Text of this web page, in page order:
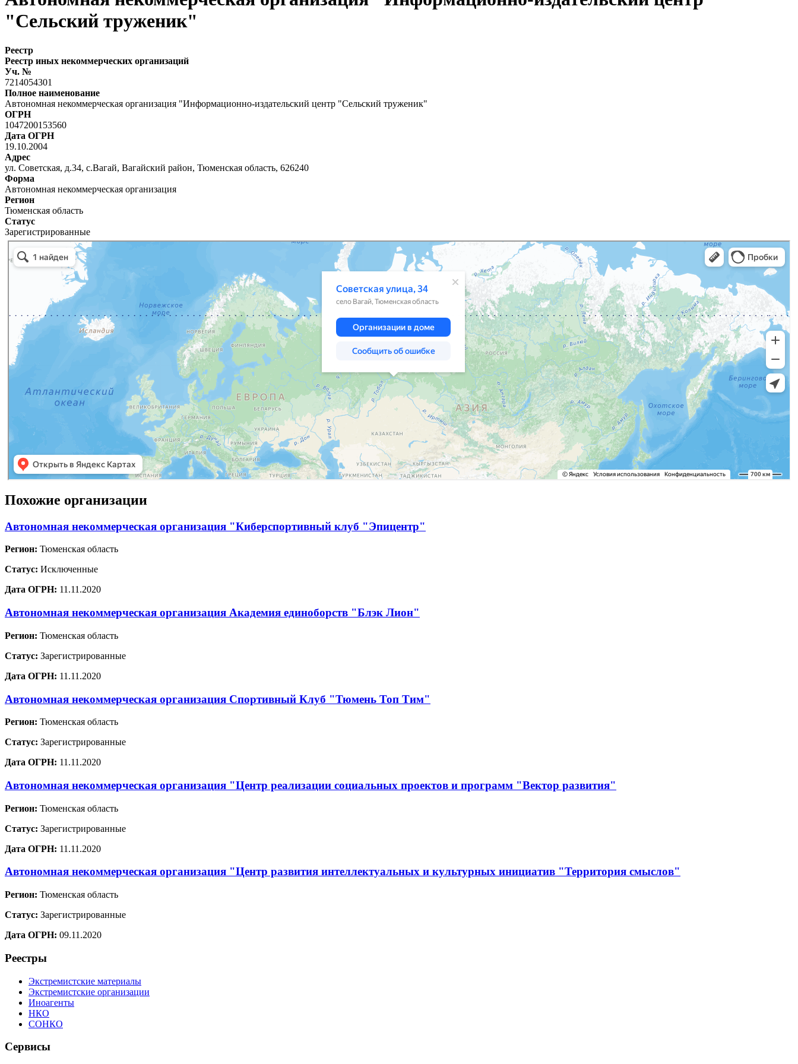
"Сельский труженик"
Реестр
Реестр иных некоммерческих организаций
Уч. №
7214054301
Полное наименование
Автономная некоммерческая организация "Информационно-издательский центр "Сельский труженик"
ОГРН
1047200153560
Дата ОГРН
19.10.2004
Адрес
ул. Советская, д.34, с.Вагай, Вагайский район, Тюменская область, 626240
Форма
Автономная некоммерческая организация
Регион
Тюменская область
Статус
Зарегистрированные
Похожие организации
Автономная некоммерческая организация "Киберспортивный клуб "Эпицентр"
Регион: Тюменская область
Статус: Исключенные
Дата ОГРН: 11.11.2020
Автономная некоммерческая организация Академия единоборств "Блэк Лион"
Регион: Тюменская область
Статус: Зарегистрированные
Дата ОГРН: 11.11.2020
Автономная некоммерческая организация Спортивный Клуб "Тюмень Топ Тим"
Регион: Тюменская область
Статус: Зарегистрированные
Дата ОГРН: 11.11.2020
Автономная некоммерческая организация "Центр реализации социальных проектов и программ "Вектор развития"
Регион: Тюменская область
Статус: Зарегистрированные
Дата ОГРН: 11.11.2020
Автономная некоммерческая организация "Центр развития интеллектуальных и культурных инициатив "Территория смыслов"
Регион: Тюменская область
Статус: Зарегистрированные
Дата ОГРН: 09.11.2020
Реестры
Экстремистские материалы
Экстремистские организации
Иноагенты
НКО
СОНКО
Сервисы